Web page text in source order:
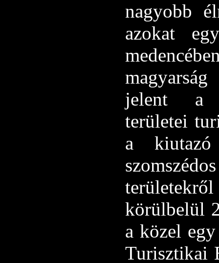
nagyobb
azokat
jelent a
területei
a
területekről
körülbelül
a közel
Turisztikai